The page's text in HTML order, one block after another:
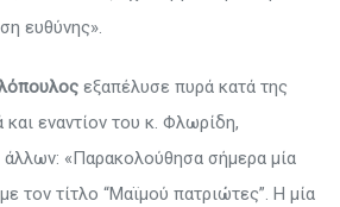
ευθύνης».
εξαπέλυσε πυρά κατά της
και εναντίον του κ. Φλωρίδη,
άλλων: «Παρακολούθησα σήμερα μία
τον τίτλο “Μαϊμού πατριώτες”. Η μία